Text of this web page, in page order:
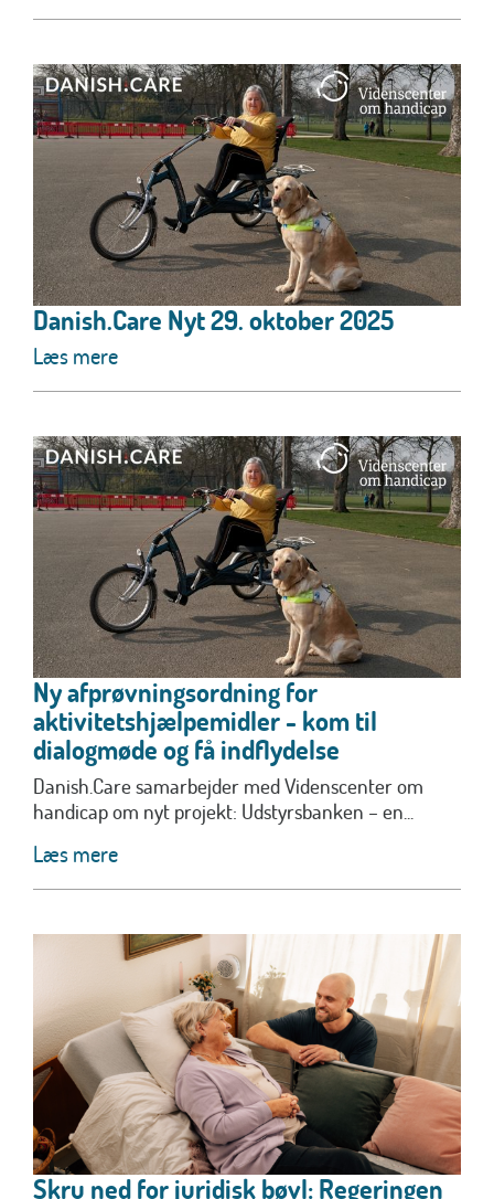
Danish.Care Nyt 29. oktober 2025
Læs mere
Ny afprøvningsordning for
aktivitetshjælpemidler - kom til
dialogmøde og få indflydelse
Danish.Care samarbejder med Videnscenter om
handicap om nyt projekt: Udstyrsbanken – en...
Læs mere
Skru ned for juridisk bøvl: Regeringen